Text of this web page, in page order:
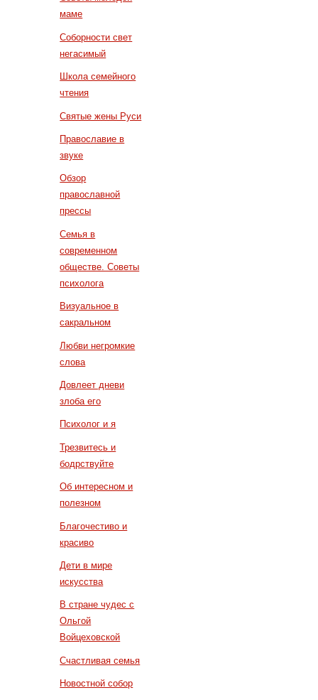
маме
Соборности свет
негасимый
Школа семейного
чтения
Святые жены Руси
Православие в
звуке
Обзор
православной
прессы
Семья в
современном
обществе. Советы
психолога
Визуальное в
сакральном
Любви негромкие
слова
Довлеет дневи
злоба его
Психолог и я
Трезвитесь и
бодрствуйте
Об интересном и
полезном
Благочестиво и
красиво
Дети в мире
искусства
В стране чудес с
Ольгой
Войцеховской
Счастливая семья
Новостной собор